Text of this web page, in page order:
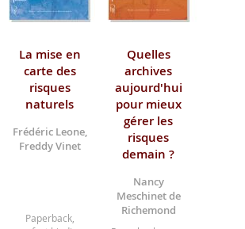
La mise en
carte des
risques
naturels
Frédéric Leone,
Freddy Vinet
Paperback,
Quelles
archives
aujourd'hui
pour mieux
gérer les
risques
demain ?
Nancy
Meschinet de
Richemond